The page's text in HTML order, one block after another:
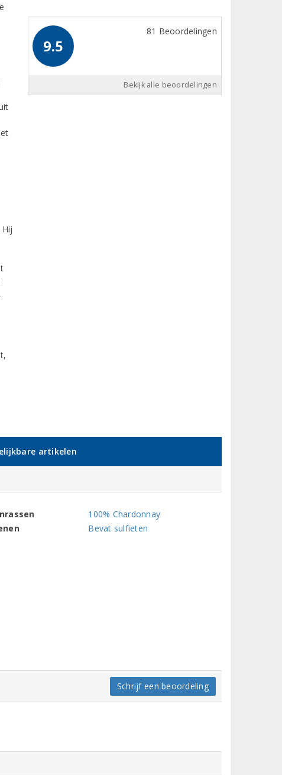
9.5
81 Beoordelingen
Bekijk alle beoordelingen
artikelen
100% Chardonnay
Bevat sulfieten
Schrijf een beoordeling